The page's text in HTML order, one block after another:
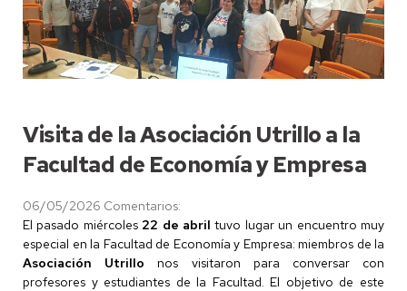
Visita de la Asociación Utrillo a la
Facultad de Economía y Empresa
06/05/2026 Comentarios:
El pasado miércoles 22 de abriltuvo lugar un encuentro muy
especial en la Facultad de Economía y Empresa: miembros de la
Asociación Utrillo nos visitaron para conversar con
profesores y estudiantes de la Facultad. El objetivo de este